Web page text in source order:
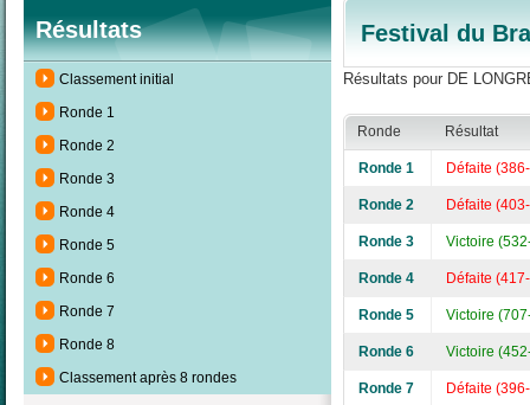
Résultats
Classement initial
Ronde 1
Ronde 2
Ronde 3
Ronde 4
Ronde 5
Ronde 6
Ronde 7
Ronde 8
Classement après 8 rondes
Festival du
Résultats pour DE
Ronde Résultat
Ronde 1 Défaite
Ronde 2 Défaite
Ronde 3 Victoire
Ronde 4 Défaite
Ronde 5 Victoire
Ronde 6 Victoire
Ronde 7 Défaite